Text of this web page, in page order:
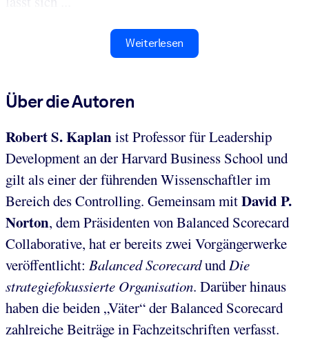
Weiterlesen
Über die Autoren
Robert S. Kaplanist Professor für Leadership
Development an der Harvard Business School und
gilt als einer der führenden Wissenschaftler im
Bereich des Controlling. Gemeinsam mitDavid P.
Norton, dem Präsidenten von Balanced Scorecard
Collaborative, hat er bereits zwei Vorgängerwerke
veröffentlicht: Balanced ScorecardundDie
strategiefokussierte Organisation. Darüber hinaus
haben die beiden „Väter“ der Balanced Scorecard
zahlreiche Beiträge in Fachzeitschriften verfasst.